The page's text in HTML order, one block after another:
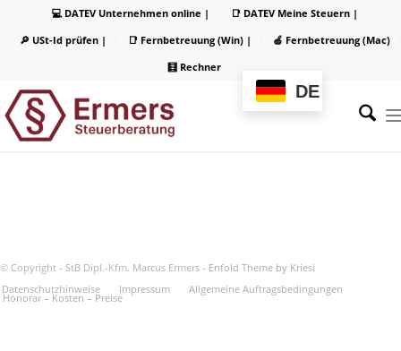
💻 DATEV Unternehmen online |
📑 DATEV Meine Steuern |
🔎 USt-Id prüfen |
📑 Fernbetreuung (Win) |
🍏 Fernbetreuung (Mac)
🧮 Rechner
DE
© Copyright - StB Dipl.-Kfm. Marcus Ermers - Enfold Theme by Kriesi
Datenschutzhinweise
Impressum Allgemeine Auftragsbedingungen
Honorar – Kosten – Preise